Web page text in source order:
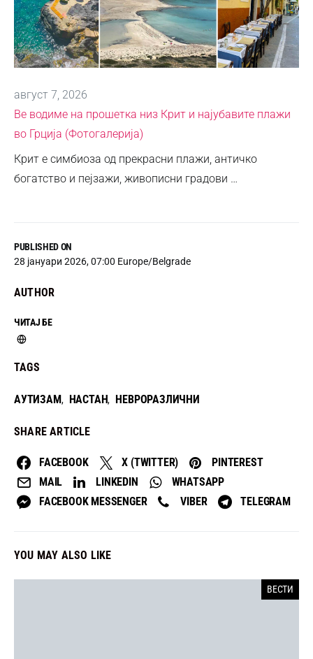
PUBLISHED ON
28 јануари 2026, 07:00 Europe/Belgrade
AUTHOR
ЧИТАЈ БЕ
TAGS
АУТИЗАМ, НАСТАН, НЕВРОРАЗЛИЧНИ
SHARE ARTICLE
FACEBOOK X (TWITTER)
PINTEREST
MAIL
LINKEDIN
WHATSAPP
FACEBOOK MESSENGER
VIBER TELEGRAM
август 7, 2026
Ве водиме на прошетка низ Крит и најубавите плажи
во Грција (Фотогалерија)
Крит е симбиоза од прекрасни плажи, античко
богатство и пејзажи, живописни градови …
YOU MAY ALSO LIKE
ВЕСТИ